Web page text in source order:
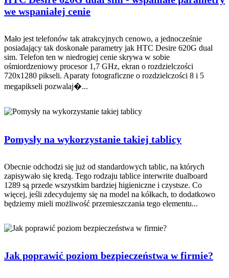
we wspaniałej cenie
Mało jest telefonów tak atrakcyjnych cenowo, a jednocześnie
posiadający tak doskonałe parametry jak HTC Desire 620G dual
sim. Telefon ten w niedrogiej cenie skrywa w sobie
ośmiordzeniowy procesor 1,7 GHz, ekran o rozdzielczości
720x1280 pikseli. Aparaty fotograficzne o rozdzielczości 8 i 5
megapikseli pozwalaj�...
Pomysły na wykorzystanie takiej tablicy
Obecnie odchodzi się już od standardowych tablic, na których
zapisywało się kredą. Tego rodzaju tablice interwrite dualboard
1289 są przede wszystkim bardziej higieniczne i czystsze. Co
więcej, jeśli zdecydujemy się na model na kółkach, to dodatkowo
będziemy mieli możliwość przemieszczania tego elementu...
Jak poprawić poziom bezpieczeństwa w firmie?